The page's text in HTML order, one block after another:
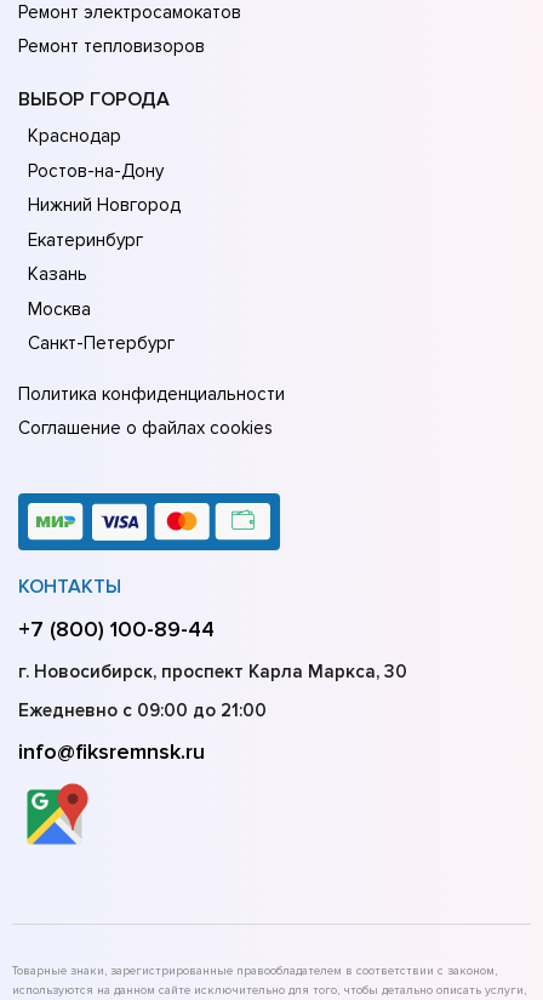
Ремонт электросамокатов
Ремонт тепловизоров
ВЫБОР ГОРОДА
Краснодар
Ростов-на-Дону
Нижний Новгород
Екатеринбург
Казань
Москва
Санкт-Петербург
Политика конфиденциальности
Соглашение о файлах cookies
КОНТАКТЫ
+7 (800) 100-89-44
г. Новосибирск, проспект Карла Маркса, 30
Ежедневно с 09:00 до 21:00
info@fiksremnsk.ru
Товарные знаки, зарегистрированные правообладателем в соответствии с законом,
используются на данном сайте исключительно для того, чтобы детально описать услуги,